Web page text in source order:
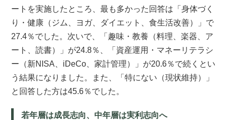
ートを実施したところ、最も多かった回答は「身体づく
り・健康（ジム、ヨガ、ダイエット、食生活改善）」で
27.4％でした。次いで、「趣味・教養（料理、楽器、ア
ート、読書）」が24.8％、「資産運用・マネーリテラシ
ー（新NISA、iDeCo、家計管理）」が20.6％で続くとい
う結果になりました。また、「特にない（現状維持）」
と回答した方は45.6％でした。
若年層は成長志向、中年層は実利志向へ